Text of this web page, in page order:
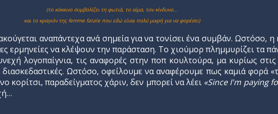
(το κόκκινο συμβολίζει τη φωτιά, το αίμα, τον κίνδυνο...
και το κραγιόν της femme fatale που εδώ είναι πολύ μικρή για να φορέσει)
αναπάντεχα ανά σημεία για να τονίσει ένα συμβάν. Ωστόσο,
να κλέψουν την παράσταση. Το χιούμορ πλημμυρίζει τα
λογοπαίγνια, τις αναφορές στην ποπ κουλτούρα, μα κυρίως
Ωστόσο, οφείλουμε να αναφέρουμε πως καμιά φορά
κορίτσι, παραδείγματος χάριν, δεν μπορεί να λέει «Since I'm paying